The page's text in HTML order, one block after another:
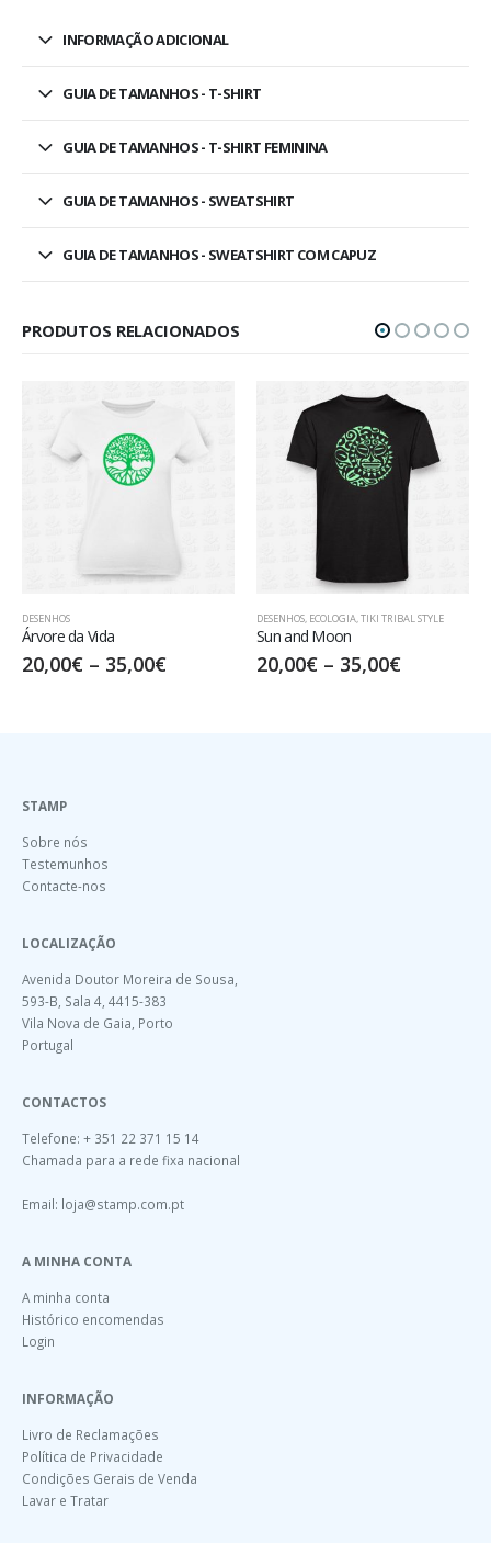
INFORMAÇÃO ADICIONAL
GUIA DE TAMANHOS - T-SHIRT
GUIA DE TAMANHOS - T-SHIRT FEMININA
GUIA DE TAMANHOS - SWEATSHIRT
GUIA DE TAMANHOS - SWEATSHIRT COM CAPUZ
PRODUTOS RELACIONADOS
da Vida
€–35,00€
DESENHOS,ECOLOGIA,TIKI TRIBAL STYLE
Sun and Moon
20,00€–35,00€
STAMP
Sobre nós
Testemunhos
Contacte-nos
LOCALIZAÇÃO
Avenida Doutor Moreira de Sousa,
593-B, Sala 4, 4415-383
Vila Nova de Gaia, Porto
Portugal
CONTACTOS
Telefone: + 351 22 371 15 14
Chamada para a rede fixa nacional
Email: loja@stamp.com.pt
A MINHA CONTA
A minha conta
Histórico encomendas
Login
INFORMAÇÃO
Livro de Reclamações
Política de Privacidade
Condições Gerais de Venda
Lavar e Tratar